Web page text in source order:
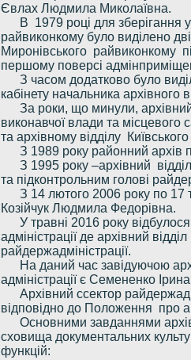
Євлах Людмила Миколаївна.
В 1979 році для зберігання
райвиконкому було виділено
Миронівського райвиконкому
першому поверсі
З часом додатково було
кабінету начальника архівного
За роки, що минули,
виконавчої влади та місцевого
та архівному відділу
З 1989 року районний архів
З 1995 року –архівний
та підконтрольним голові
З 14 лютого 2006 року по 17
Козійчук Людмила Федорівна.
У травні 2016 року
адміністрації де архівний
райдержадміністрації.
На даний час завідуючою
адміністрації є Семененко
Архівний ссектор
відповідно до Положення про
Основними завданнями
сховища документальних
функцій: